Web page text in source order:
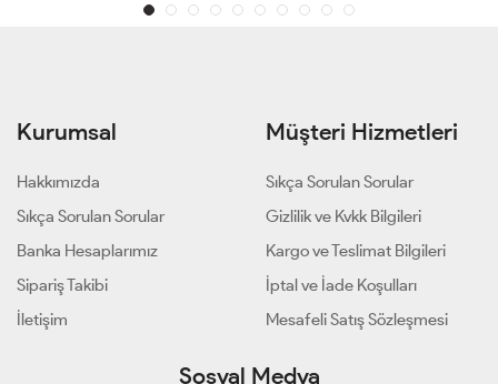
Kurumsal
Hakkımızda
Sıkça Sorulan Sorular
Banka Hesaplarımız
Sipariş Takibi
İletişim
Müşteri Hizmetleri
Sıkça Sorulan Sorular
Gizlilik ve Kvkk Bilgileri
Kargo ve Teslimat Bilgileri
İptal ve İade Koşulları
Mesafeli Satış Sözleşmesi
Sosyal Medya